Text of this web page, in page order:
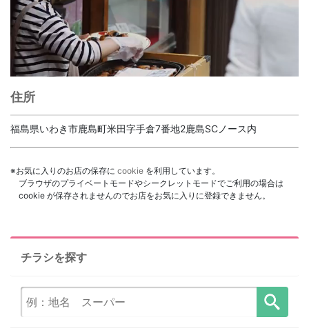
住所
福島県いわき市鹿島町米田字手倉7番地2鹿島SCノース内
※お気に入りのお店の保存に cookie を利用しています。
ブラウザのプライベートモードやシークレットモードでご利用の場合は
cookie が保存されませんのでお店をお気に入りに登録できません。
チラシを探す